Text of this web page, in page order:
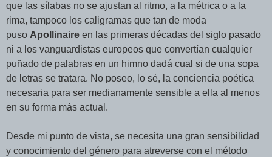
que las sílabas no se ajustan al ritmo, a la métrica o a la
rima, tampoco los caligramas que tan de moda
puso Apollinaire en las primeras décadas del siglo pasado
ni a los vanguardistas europeos que convertían cualquier
puñado de palabras en un himno dadá cual si de una sopa
de letras se tratara. No poseo, lo sé, la conciencia poética
necesaria para ser medianamente sensible a ella al menos
en su forma más actual.
Desde mi punto de vista, se necesita una gran sensibilidad
y conocimiento del género para atreverse con el método